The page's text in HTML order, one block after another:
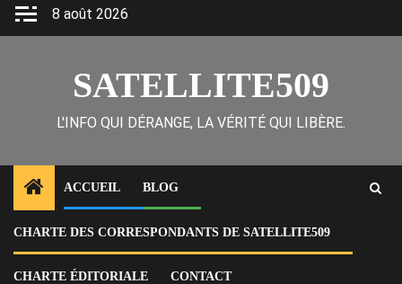
Skip
8 août 2026
SATELLITE509
L'INFO QUI DÉRANGE, LA VÉRITÉ QUI LIBÈRE.
ACCUEIL BLOG
CHARTE DES CORRESPONDANTS DE SATELLITE509
CHARTE ÉDITORIALE CONTACT
Home
Actu
Tunisie : trois étrangers non identifiés condamnés à 26 ans de prison
pour corruption